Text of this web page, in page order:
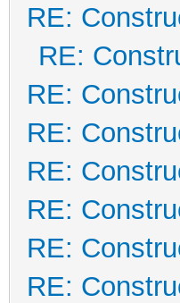
RE:
RE:
RE:
RE:
RE:
RE:
RE:
RE: